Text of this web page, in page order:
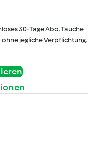
30-Tage Abo. Tauche
jegliche Verpflichtung.